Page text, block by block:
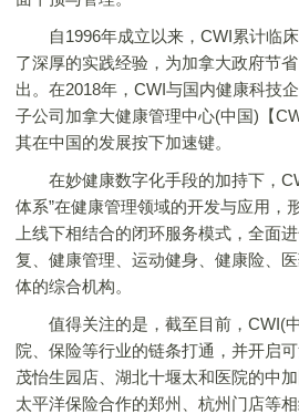
自1996年成立以来，CWI累计临床
了深厚的实践经验，为加拿大政府节
出。在2018年，CWI与国内健康科技
子公司加拿大健康管理中心(中国)【
其在中国的发展按下加速键。
在妙健康数字化手段的加持下，
体系”在健康管理领域的开发与应用，
上线下相结合的闭环服务模式，全面
复、健康管理、运动健身、健康险、
体的综合机构。
值得关注的是，截至目前，CWI(
院、保险等行业的链条打通，并开启
茂怡生园店、湖北十堰太和医院的中
太平洋保险合作的郑州、杭州门店等